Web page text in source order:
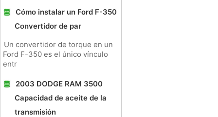
Cómo instalar un Ford F-350
Convertidor de par
Un convertidor de torque en un
Ford F-350 es el único vínculo
entr
2003 DODGE RAM 3500
Capacidad de aceite de la
transmisión